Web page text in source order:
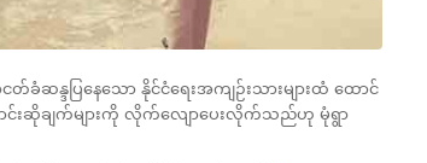
ဆန္ဒပြနေသော နိုင်ငံရေးအကျဉ်းသားများထံ ထောင်
င်းဆိုချက်များကို လိုက်လျောပေးလိုက်သည်ဟု မုံရွာ